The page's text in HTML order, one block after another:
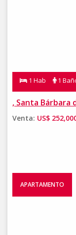
1 Hab 1
, Santa Bárbara
Venta: US$
APARTAMENTO